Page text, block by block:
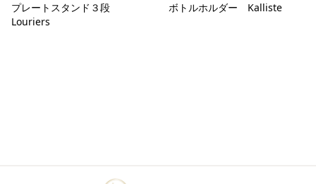
プレートスタンド３段
Louriers
ボトルホルダー Kalliste